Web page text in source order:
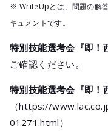
※ WriteUpとは、問題の解
キュメントです。
特別技能選考会『即！
ご確認ください。
特別技能選考会『即！
（https://
01271.html）